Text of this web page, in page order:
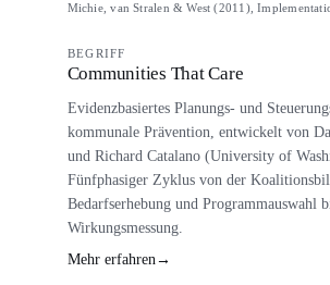
Michie, van Stralen & West (2011),
BEGRIFF
Communities That Care
Evidenzbasiertes Planungs- und
kommunale Prävention, entwickelt von
und Richard Catalano (University of
Fünfphasiger Zyklus von der
Bedarfserhebung und Programmauswahl
Wirkungsmessung.
Mehr erfahren →